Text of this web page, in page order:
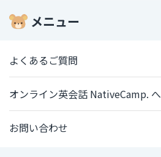
メニュー
よくあるご質問
オンライン英会話 NativeCamp. へ
お問い合わせ